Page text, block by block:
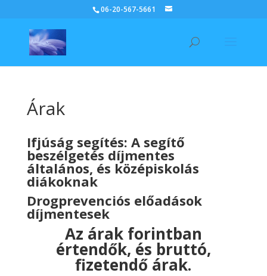
06-20-567-5661
Árak
Ifjúság segítés: A segítő
beszélgetés díjmentes
általános, és középiskolás
diákoknak
Drogprevenciós előadások
díjmentesek
Az árak forintban
értendők, és bruttó,
fizetendő árak.